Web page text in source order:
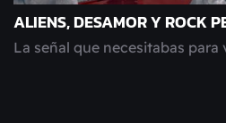
ALIENS, DESAMOR Y ROCK
La señal que necesitabas para